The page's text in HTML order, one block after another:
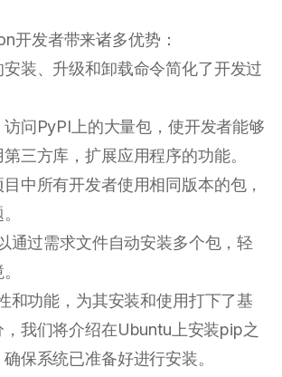
开发者带来诸多优势：
装、升级和卸载命令简化了开发过
访问PyPI上的大量包，使开发者能够
三方库，扩展应用程序的功能。
中所有开发者使用相同版本的包，
通过需求文件自动安装多个包，轻
和功能，为其安装和使用打下了基
我们将介绍在Ubuntu上安装pip之
保系统已准备好进行安装。